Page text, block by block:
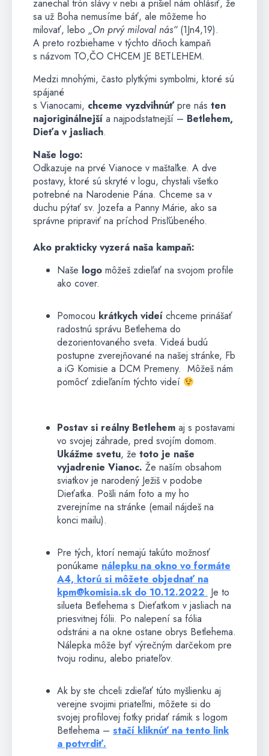
zanechal trón slávy v nebi a prišiel nám ohlásiť, že
sa už Boha nemusíme báť, ale môžeme ho
milovať, lebo „On prvý miloval nás“(1Jn4,19).
A preto rozbiehame v týchto dňoch kampaň
s názvom TO,ČO CHCEM JE BETLEHEM.
Medzi mnohými, často plytkými symbolmi, ktoré sú
spájané
s Vianocami, chceme vyzdvihnúťpre nás ten
najoriginálnejší a najpodstatnejší – Betlehem,
Dieťa v jasliach.
Naše logo:
Odkazuje na prvé Vianoce v maštaľke. A dve
postavy, ktoré sú skryté v logu, chystali všetko
potrebné na Narodenie Pána. Chceme sa v
duchu pýtať sv. Jozefa a Panny Márie, ako sa
správne pripraviť na príchod Prisľúbeného.
Ako prakticky vyzerá naša kampaň:
Naše logo môžeš zdieľať na svojom profile
ako cover.
Pomocou krátkych videí chceme prinášať
radostnú správu Betlehema do
dezorientovaného sveta. Videá budú
postupne zverejňované na našej stránke, Fb
a iG Komisie a DCM Premeny. Môžeš nám
pomôcť zdieľaním týchto videí
Postav si reálny Betlehem aj s postavami
vo svojej záhrade, pred svojím domom.
Ukážme svetu, že toto je naše
vyjadrenie Vianoc. Že naším obsahom
sviatkov je narodený Ježiš v podobe
Dieťatka. Pošli nám foto a my ho
zverejníme na stránke (email nájdeš na
konci mailu).
Pre tých, ktorí nemajú takúto možnosť
ponúkame nálepku na okno vo formáte
A4, ktorú si môžete objednať na
kpm@komisia.sk do 10.12.2022. Je to
silueta Betlehema s Dieťatkom v jasliach na
priesvitnej fólii. Po nalepení sa fólia
odstráni a na okne ostane obrys Betlehema.
Nálepka môže byť výrečným darčekom pre
tvoju rodinu, alebo priateľov.
Ak by ste chceli zdieľať túto myšlienku aj
verejne svojimi priateľmi, môžete si do
svojej profilovej fotky pridať rámik s logom
Betlehema – stačí kliknúť na tento link
a potvrdiť.